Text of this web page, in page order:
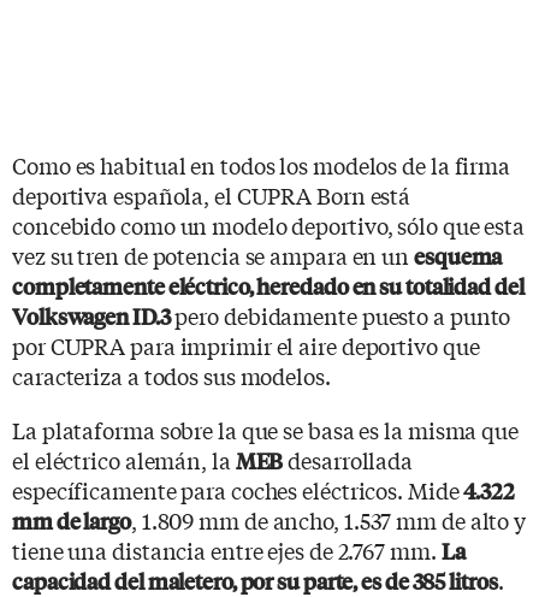
Como es habitual en todos los modelos de la firma
deportiva española, el CUPRA Born está
concebido como un modelo deportivo, sólo que esta
vez su tren de potencia se ampara en un esquema
completamente eléctrico, heredado en su totalidad del
Volkswagen ID.3pero debidamente puesto a punto
por CUPRA para imprimir el aire deportivo que
caracteriza a todos sus modelos.
La plataforma sobre la que se basa es la misma que
el eléctrico alemán, la MEBdesarrollada
específicamente para coches eléctricos. Mide4.322
mm de largo, 1.809 mm de ancho, 1.537 mm de alto y
tiene una distancia entre ejes de 2.767 mm. La
capacidad del maletero, por su parte, es de 385 litros.